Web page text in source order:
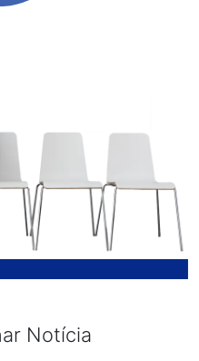
Notícia